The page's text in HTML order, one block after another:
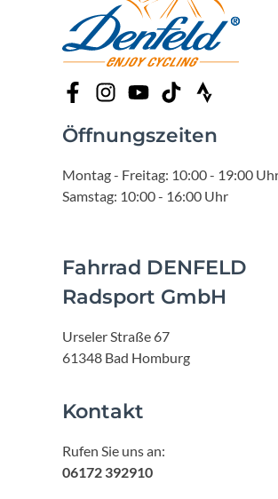
Öffnungszeiten
Montag - Freitag: 10:00 - 19:00
Samstag: 10:00 - 16:00 Uhr
Fahrrad DENFELD
Radsport GmbH
Urseler Straße 67
61348 Bad Homburg
Kontakt
Rufen Sie uns an:
06172 392910